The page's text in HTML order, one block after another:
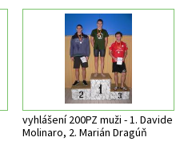
vyhlášení 200PZ muži - 1. Davide
Molinaro, 2. Marián Dragúň